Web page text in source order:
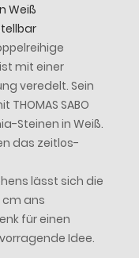
Weiß
mit einer
veredelt. Sein
SABO
Steinen in Weiß.
das zeitlos-
lässt sich die
cm ans
für einen
Idee.